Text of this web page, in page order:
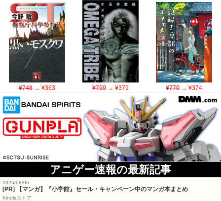
¥748→ ¥363 ¥759→ ¥379 ¥770→ ¥374
アニゲー速報の最新記事
2026/08/06
[PR] 【マンガ】『小学館』セール・キャンペーン中のマンガ本まとめ
Kindleストア